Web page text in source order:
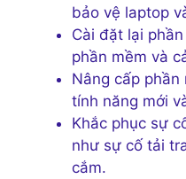
bảo vệ laptop
Cài đặt lại
phần mềm và
Nâng cấp
tính năng mới
Khắc phục sự
như sự cố tải
cắm.